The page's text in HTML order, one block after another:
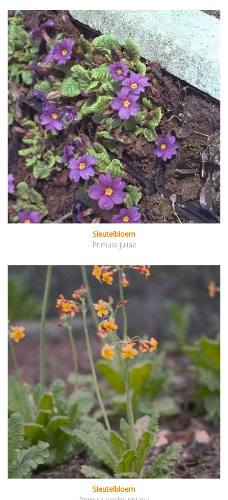
Sleutelbloem
Primula juliae
Sleutelbloem